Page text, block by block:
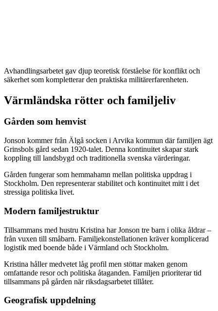
Avhandlingsarbetet gav djup teoretisk förståelse för konflikt och
säkerhet som kompletterar den praktiska militärerfarenheten.
Värmländska rötter och familjeliv
Gården som hemvist
Jonson kommer från Älgå socken i Arvika kommun där familjen ägt
Grinsbols gård sedan 1920-talet. Denna kontinuitet skapar stark
koppling till landsbygd och traditionella svenska värderingar.
Gården fungerar som hemmahamn mellan politiska uppdrag i
Stockholm. Den representerar stabilitet och kontinuitet mitt i det
stressiga politiska livet.
Modern familjestruktur
Tillsammans med hustru Kristina har Jonson tre barn i olika åldrar –
från vuxen till småbarn. Familjekonstellationen kräver komplicerad
logistik med boende både i Värmland och Stockholm.
Kristina håller medvetet låg profil men stöttar maken genom
omfattande resor och politiska åtaganden. Familjen prioriterar tid
tillsammans på gården när riksdagsarbetet tillåter.
Geografisk uppdelning